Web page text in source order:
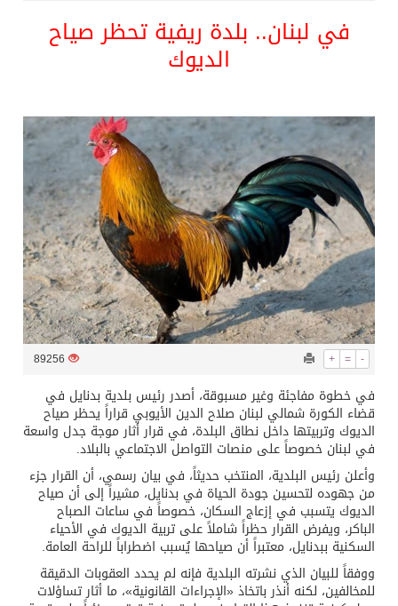
/ ست بلاطات رخامية تاريخية بمعرض عمارة الحرمين الشريفين توثق أسماء الخلفاء الراشدين وتعود إلى القرن الثالث عشر الهجري
ثلة من الضابطات في الجييش الكويتي
مدينة الملك سلمان للطاقة “سبارك” توقع اتفاقية تطوير مصانع جاهزة ومتخصصة في مجال الطاقة
كسوة الكعبة تعتلي البيت العتيق
في لبنان.. بلدة ريفية تحظر صياح
الديوك
+ = -
89256
في خطوة مفاجئة وغير مسبوقة، أصدر رئيس بلدية بدنايل في
قضاء الكورة شمالي لبنان صلاح الدين الأيوبي قراراً يحظر صياح
الديوك وتربيتها داخل نطاق البلدة، في قرار أثار موجة جدل واسعة
في لبنان خصوصاً على منصات التواصل الاجتماعي بالبلاد.
وأعلن رئيس البلدية، المنتخب حديثاً، في بيان رسمي، أن القرار جزء
من جهوده لتحسين جودة الحياة في بدنايل، مشيراً إلى أن صياح
الديوك يتسبب في إزعاج السكان، خصوصاً في ساعات الصباح
الباكر، ويفرض القرار حظراً شاملاً على تربية الديوك في الأحياء
السكنية ببدنايل، معتبراً أن صياحها يُسبب اضطراباً للراحة العامة.
ووفقاً للبيان الذي نشرته البلدية فإنه لم يحدد العقوبات الدقيقة
للمخالفين، لكنه أنذر باتخاذ «الإجراءات القانونية»، ما أثار تساؤلات